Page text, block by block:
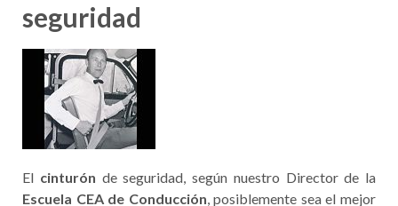
seguridad
El cinturón de seguridad, según nuestro Director de la
Escuela CEA de Conducción, posiblemente sea el mejor